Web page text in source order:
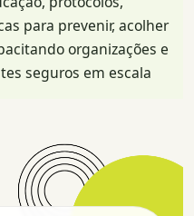
para prevenir, acolher
organizações e
seguros em escala